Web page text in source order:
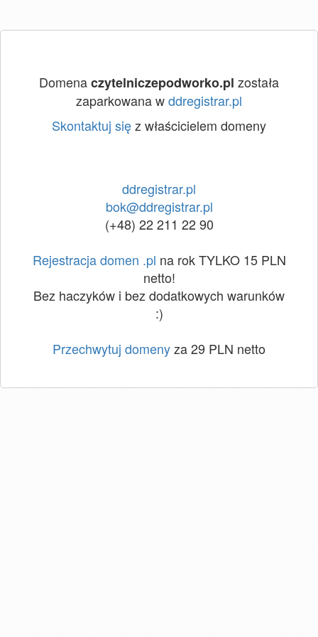
Domenaczytelniczepodworko.pl została
zaparkowana wddregistrar.pl
Skontaktuj sięz właścicielem domeny
ddregistrar.pl
bok@ddregistrar.pl
(+48) 22 211 22 90
Rejestracja domen .pl na rok TYLKO 15 PLN
netto!
Bez haczyków i bez dodatkowych warunków
:)
Przechwytuj domenyza 29 PLN netto